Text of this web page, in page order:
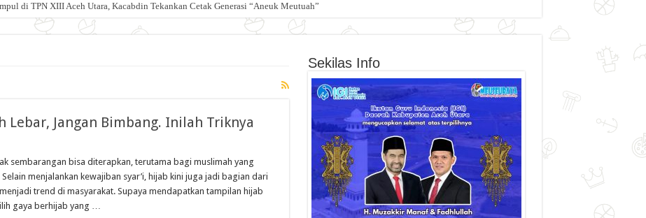
di TPN XIII Aceh Utara, Kacabdin Tekankan Cetak Generasi “Aneuk Meutuah”
Lebar, Jangan Bimbang. Inilah Triknya
sembarangan bisa diterapkan, terutama bagi muslimah yang
menjalankan kewajiban syar’i, hijab kini juga jadi bagian dari
trend di masyarakat. Supaya mendapatkan tampilan hijab
gaya berhijab yang …
Sekilas Info